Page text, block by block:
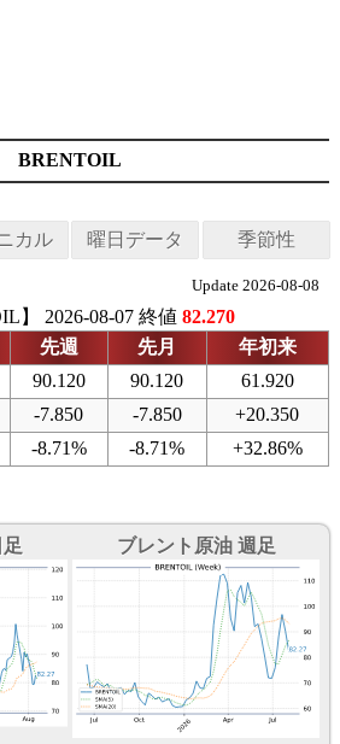
BRENTOIL
カル 曜日データ 季節性
Update 2026-08-08
】 2026-08-07 終値82.270
先週 先月
年初来
90.120 90.120
61.920
-7.850 -7.850
+20.350
-8.71% -8.71% +32.86%
ブレント原油 週足